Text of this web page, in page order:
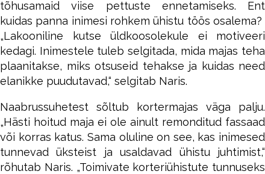
tõhusamaid viise pettuste ennetamiseks. Ent
kuidas panna inimesi rohkem ühistu töös osalema?
„Lakooniline kutse üldkoosolekule ei motiveeri
kedagi. Inimestele tuleb selgitada, mida majas teha
plaanitakse, miks otsuseid tehakse ja kuidas need
elanikke puudutavad,“ selgitab Naris.
Naabrussuhetest sõltub kortermajas väga palju.
„Hästi hoitud maja ei ole ainult remonditud fassaad
või korras katus. Sama oluline on see, kas inimesed
tunnevad üksteist ja usaldavad ühistu juhtimist,“
rõhutab Naris. „Toimivate korteriühistute tunnuseks